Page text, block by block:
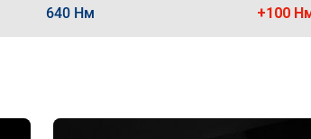
640 Нм +100